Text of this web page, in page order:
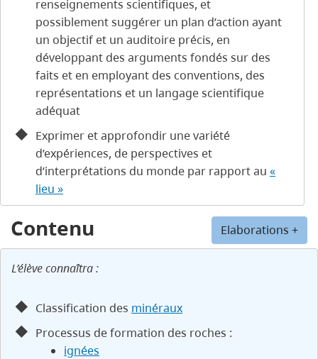
Elaborations +
Contenu
L’élève connaîtra :
Classification des minéraux
Processus de formation des roches :
ignées
renseignements scientifiques, et
possiblement suggérer un plan d’action ayant
un objectif et un auditoire précis, en
développant des arguments fondés sur des
faits et en employant des conventions, des
représentations et un langage scientifique
adéquat
Exprimer et approfondir une variété
d’expériences, de perspectives et
d’interprétations du monde par rapport au «
lieu »